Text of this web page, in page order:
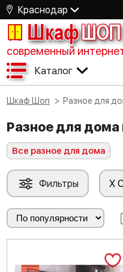
Краснодар
ШкафШОП
современный
Каталог
Шкаф Шоп Разное для
Разное для
Все разное для дома
Фильтры X